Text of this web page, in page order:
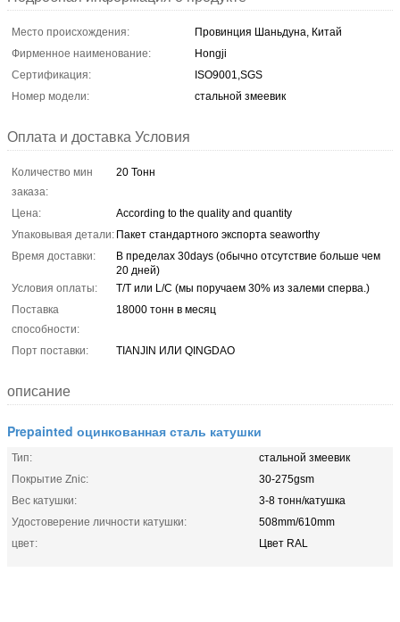
Место происхождения:
Провинция Шаньдуна, Китай
Фирменное наименование:
Hongji
Сертификация:
ISO9001,SGS
Номер модели:
стальной змеевик
Оплата и доставка Условия
Количество мин
заказа:
20 Тонн
Цена:
According to the quality and quantity
Упаковывая детали: Пакет стандартного экспорта seaworthy
Время доставки:
В пределах 30days (обычно отсутствие больше чем
20 дней)
Условия оплаты:
T/T или L/C (мы поручаем 30% из залеми сперва.)
Поставка
способности:
18000 тонн в месяц
Порт поставки: TIANJIN ИЛИ QINGDAO
описание
Prepainted оцинкованная сталь катушки
Тип:
стальной змеевик
Покрытие Znic:
30-275gsm
Вес катушки:
3-8 тонн/катушка
Удостоверение личности катушки:
508mm/610mm
цвет:
Цвет RAL